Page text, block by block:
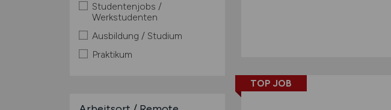
Studentenjobs /
Werkstudenten
Ausbildung / Studium
Praktikum
TOP JOB